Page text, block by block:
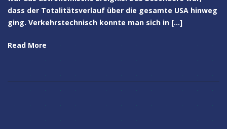
dass der Totalitätsverlauf über die gesamte USA hinweg
ging. Verkehrstechnisch konnte man sich in […]
Read More